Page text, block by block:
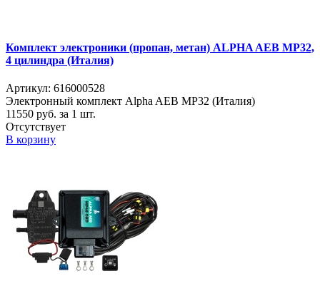
Комплект электроники (пропан, метан) ALPHA AEB MP32,
4 цилиндра (Италия)
Артикул: 616000528
Электронный комплект Alpha AEB MP32 (Италия)
11550 руб. за 1 шт.
Отсутствует
В корзину